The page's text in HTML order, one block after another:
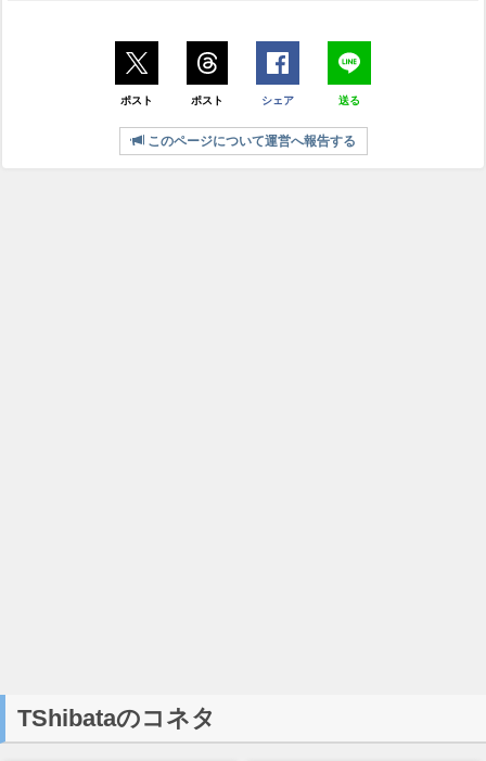
ポスト ポスト シェア 送る
このページについて運営へ報告する
TShibataのコネタ